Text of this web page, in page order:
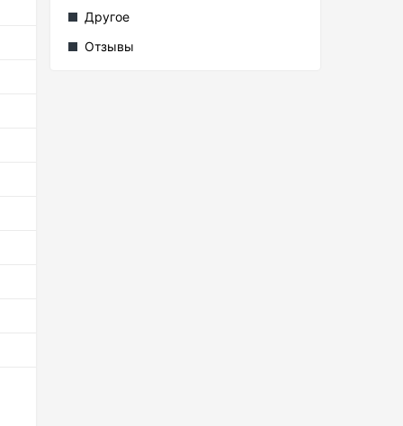
Другое
Отзывы